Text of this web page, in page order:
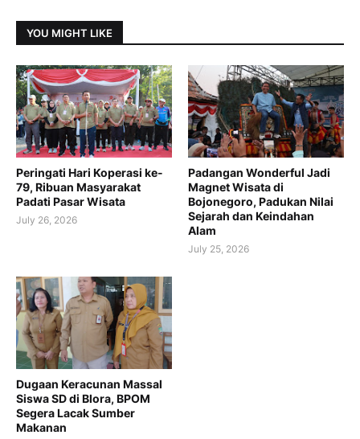
YOU MIGHT LIKE
Peringati Hari Koperasi ke-
79, Ribuan Masyarakat
Padati Pasar Wisata
July 26, 2026
Padangan Wonderful Jadi
Magnet Wisata di
Bojonegoro, Padukan Nilai
Sejarah dan Keindahan
Alam
July 25, 2026
Dugaan Keracunan Massal
Siswa SD di Blora, BPOM
Segera Lacak Sumber
Makanan